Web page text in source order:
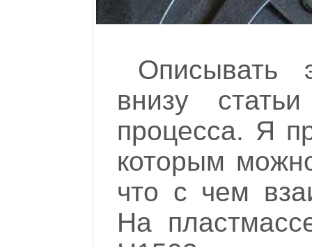
Описывать
внизу
процесса. Я
которым
что с чем
На